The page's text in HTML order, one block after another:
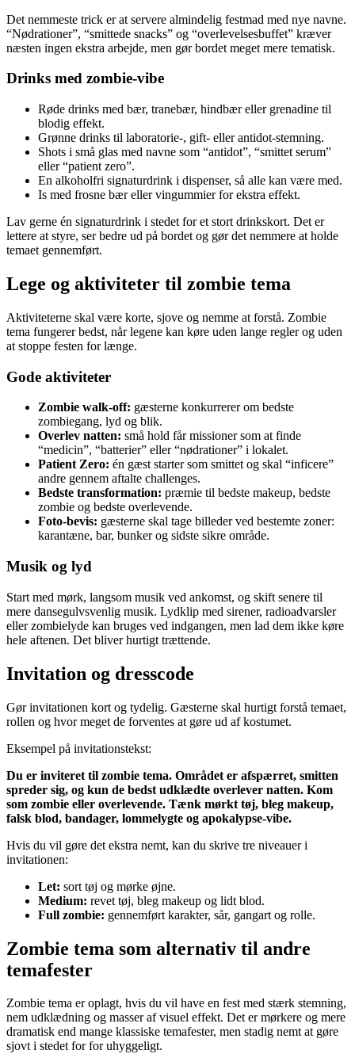
Det nemmeste trick er at servere almindelig festmad med nye navne.
“Nødrationer”, “smittede snacks” og “overlevelsesbuffet” kræver
næsten ingen ekstra arbejde, men gør bordet meget mere tematisk.
Drinks med zombie-vibe
Røde drinks med bær, tranebær, hindbær eller grenadine til
blodig effekt.
Grønne drinks til laboratorie-, gift- eller antidot-stemning.
Shots i små glas med navne som “antidot”, “smittet serum”
eller “patient zero”.
En alkoholfri signaturdrink i dispenser, så alle kan være med.
Is med frosne bær eller vingummier for ekstra effekt.
Lav gerne én signaturdrink i stedet for et stort drinkskort. Det er
lettere at styre, ser bedre ud på bordet og gør det nemmere at holde
temaet gennemført.
Lege og aktiviteter til zombie tema
Aktiviteterne skal være korte, sjove og nemme at forstå. Zombie
tema fungerer bedst, når legene kan køre uden lange regler og uden
at stoppe festen for længe.
Gode aktiviteter
Zombie walk-off: gæsterne konkurrerer om bedste
zombiegang, lyd og blik.
Overlev natten: små hold får missioner som at finde
“medicin”, “batterier” eller “nødrationer” i lokalet.
Patient Zero: én gæst starter som smittet og skal “inficere”
andre gennem aftalte challenges.
Bedste transformation: præmie til bedste makeup, bedste
zombie og bedste overlevende.
Foto-bevis: gæsterne skal tage billeder ved bestemte zoner:
karantæne, bar, bunker og sidste sikre område.
Musik og lyd
Start med mørk, langsom musik ved ankomst, og skift senere til
mere dansegulvsvenlig musik. Lydklip med sirener, radioadvarsler
eller zombielyde kan bruges ved indgangen, men lad dem ikke køre
hele aftenen. Det bliver hurtigt trættende.
Invitation og dresscode
Gør invitationen kort og tydelig. Gæsterne skal hurtigt forstå temaet,
rollen og hvor meget de forventes at gøre ud af kostumet.
Eksempel på invitationstekst:
Du er inviteret til zombie tema. Området er afspærret, smitten
spreder sig, og kun de bedst udklædte overlever natten. Kom
som zombie eller overlevende. Tænk mørkt tøj, bleg makeup,
falsk blod, bandager, lommelygte og apokalypse-vibe.
Hvis du vil gøre det ekstra nemt, kan du skrive tre niveauer i
invitationen:
Let: sort tøj og mørke øjne.
Medium: revet tøj, bleg makeup og lidt blod.
Full zombie: gennemført karakter, sår, gangart og rolle.
Zombie tema som alternativ til andre
temafester
Zombie tema er oplagt, hvis du vil have en fest med stærk stemning,
nem udklædning og masser af visuel effekt. Det er mørkere og mere
dramatisk end mange klassiske temafester, men stadig nemt at gøre
sjovt i stedet for for uhyggeligt.